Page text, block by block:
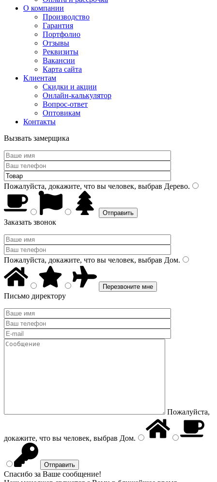
О компании
Производство
Гарантия
Портфолио
Отзывы
Реквизиты
Вакансии
Карта сайта
Клиентам
Скидки и акции
Онлайн-калькулятор
Вопрос-ответ
Оптовикам
Контакты
Вызвать замерщика
Пожалуйста, докажите, что вы человек, выбрав Дерево.
Заказать звонок
Пожалуйста, докажите, что вы человек, выбрав Дом.
Письмо директору
Пожалуйста,
докажите, что вы человек, выбрав Дом.
Спасибо за Ваше сообщение!